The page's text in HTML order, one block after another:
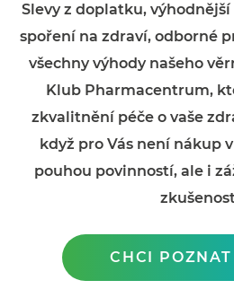
Slevy z doplatku,
spoření na zdraví, odborné
všechny výhody našeho
Klub Pharmacentrum,
zkvalitnění péče o vaše
když pro Vás není nákup
pouhou povinností, ale i
CHCI